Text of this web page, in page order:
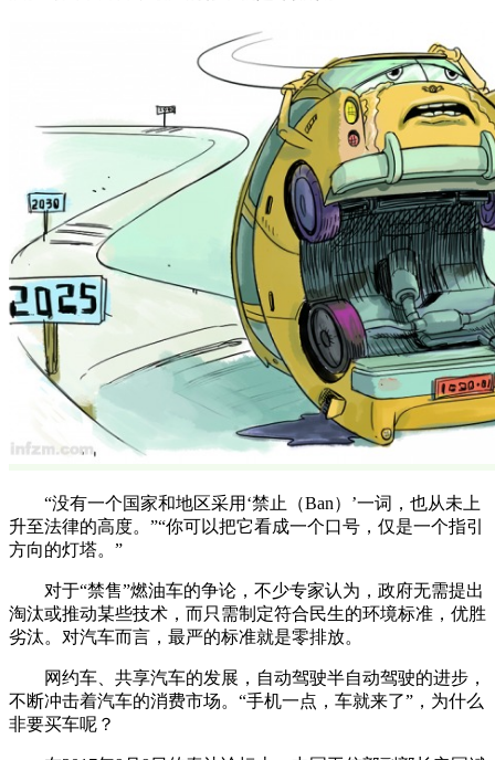
“没有一个国家和地区采用‘禁止（Ban）’一词，也从未上
升至法律的高度。”“你可以把它看成一个口号，仅是一个指引
方向的灯塔。”
对于“禁售”燃油车的争论，不少专家认为，政府无需提出
淘汰或推动某些技术，而只需制定符合民生的环境标准，优胜
劣汰。对汽车而言，最严的标准就是零排放。
网约车、共享汽车的发展，自动驾驶半自动驾驶的进步，
不断冲击着汽车的消费市场。“手机一点，车就来了”，为什么
非要买车呢？